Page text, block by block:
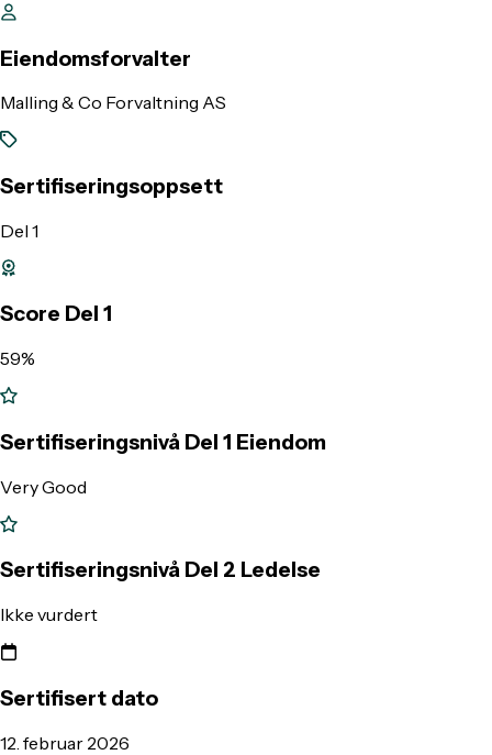
Eiendomsforvalter
Malling & Co Forvaltning AS
Sertifiseringsoppsett
Del 1
Score Del 1
59%
Sertifiseringsnivå Del 1 Eiendom
Very Good
Sertifiseringsnivå Del 2 Ledelse
Ikke vurdert
Sertifisert dato
12. februar 2026